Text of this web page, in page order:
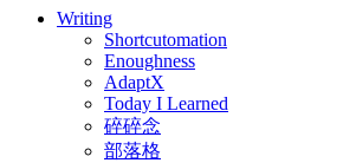
Writing
Shortcutomation
Enoughness
AdaptX
Today I Learned
碎碎念
部落格